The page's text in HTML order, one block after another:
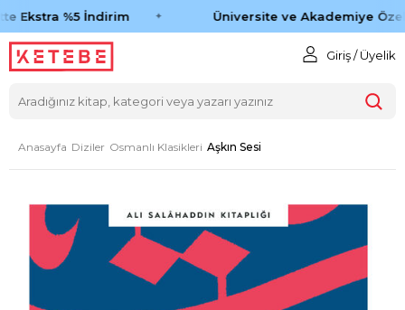
Ekstra %5 İndirim Üniversite ve Akademiye Özel
Giriş / Üyelik
Anasayfa Diziler Osmanlı Klasikleri Aşkın Sesi